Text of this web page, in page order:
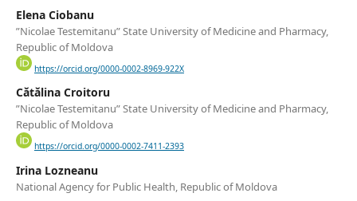
Elena Ciobanu
”Nicolae Testemitanu” State University of Medicine and Pharmacy,
Republic of Moldova
https://orcid.org/0000-0002-8969-922X
Cătălina Croitoru
”Nicolae Testemitanu” State University of Medicine and Pharmacy,
Republic of Moldova
https://orcid.org/0000-0002-7411-2393
Irina Lozneanu
National Agency for Public Health, Republic of Moldova